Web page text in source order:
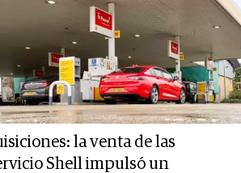
la venta de las
Shell impulsó un